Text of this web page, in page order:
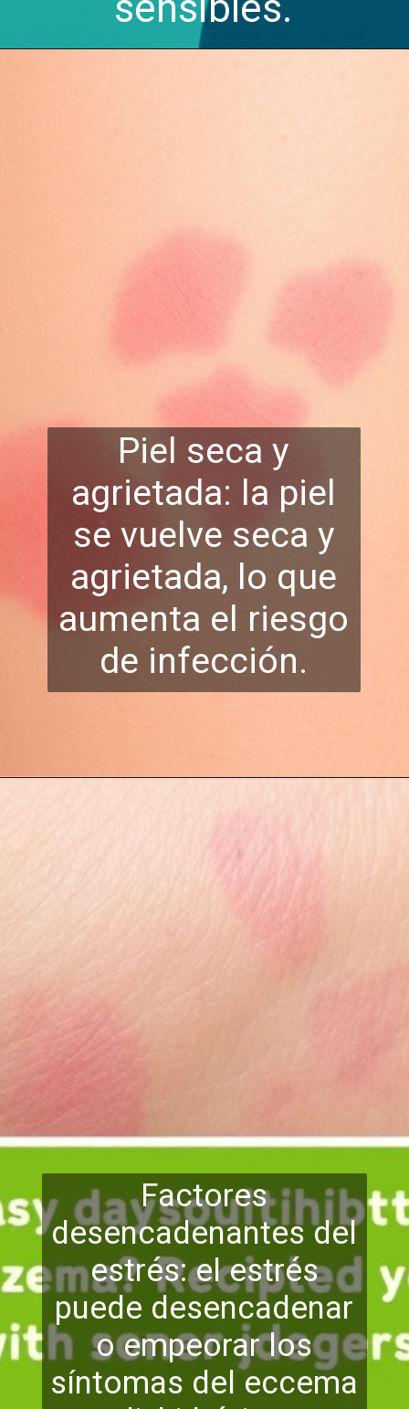
Piel seca y
agrietada: la piel
se vuelve seca y
agrietada, lo que
aumenta el riesgo
de infección.
Factores
desencadenantes del
estrés: el estrés
puede desencadenar
o empeorar los
síntomas del eccema